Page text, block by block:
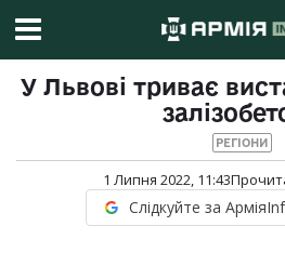
У Львові триває
РЕГІОНИ
1 Липня 2022, 11:43
Слідкуйте за